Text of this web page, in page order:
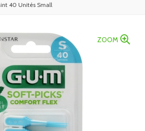
40 Unités Small
ZOOM